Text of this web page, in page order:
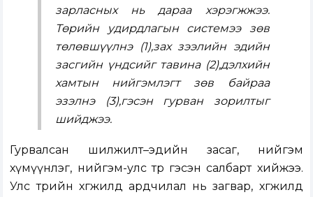
зарласных нь дараа хэрэгжжээ.
Төрийн удирдлагын системээ зөв
төлөвшүүлнэ (1),зах зээлийн эдийн
засгийн үндсийг тавина (2),дэлхийн
хамтын нийгэмлэгт зөв байраа
эзэлнэ (3),гэсэн гурван зорилтыг
шийджээ.
Гурвалсан шилжилт–эдийн засаг, нийгэм
хүмүүнлэг, нийгэм-улс төр гэсэн салбарт хийжээ.
Улс төрийн хөгжилд ардчилал нь загвар, хөгжилд